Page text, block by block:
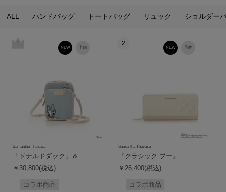
ALL ハンドバッグ トートバッグ リュック ショルダー
1
予約
NEW
Samantha Thavasa
「ドナルドダック」＆...
￥30,800(税込)
コラボ商品
2
予約
NEW
Samantha Thavasa
『クラシック プー』...
￥26,400(税込)
コラボ商品